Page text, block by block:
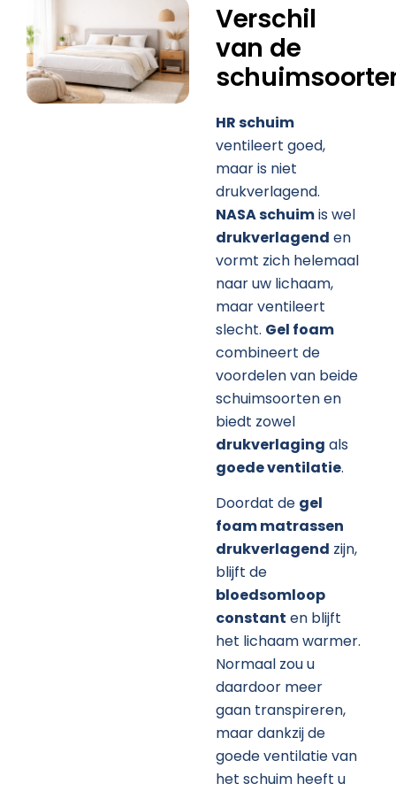
Verschil
van de
HR schuim
ventileert goed,
maar is niet
drukverlagend.
NASA schuimis wel
drukverlagend en
vormt zich helemaal
naar uw lichaam,
maar ventileert
slecht. Gel foam
combineert de
voordelen van beide
schuimsoorten en
biedt zowel
drukverlaging als
goede ventilatie.
Doordat de gel
foam matrassen
drukverlagend zijn,
blijft de
bloedsomloop
constant en blijft
het lichaam warmer.
Normaal zou u
daardoor meer
gaan transpireren,
maar dankzij de
goede ventilatie van
het schuim heeft u